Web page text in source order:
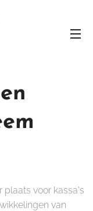
plaats voor kassa's
van